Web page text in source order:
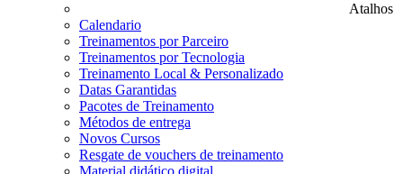
Atalhos
Calendario
Treinamentos por Parceiro
Treinamentos por Tecnologia
Treinamento Local & Personalizado
Datas Garantidas
Pacotes de Treinamento
Métodos de entrega
Novos Cursos
Resgate de vouchers de treinamento
Material didático digital